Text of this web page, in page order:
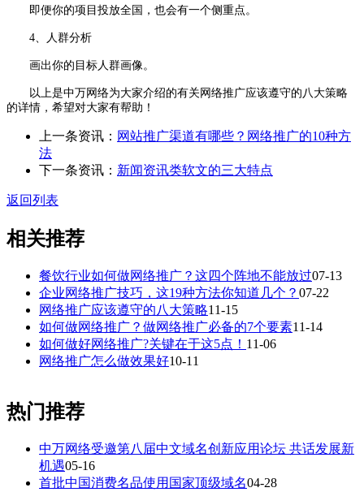
即便你的项目投放全国，也会有一个侧重点。
4、人群分析
画出你的目标人群画像。
以上是中万网络为大家介绍的有关网络推广应该遵守的八大策略
的详情，希望对大家有帮助！
上一条资讯： 网站推广渠道有哪些？网络推广的10种方
法
下一条资讯： 新闻资讯类软文的三大特点
返回列表
相关推荐
餐饮行业如何做网络推广？这四个阵地不能放过07-13
企业网络推广技巧，这19种方法你知道几个？ 07-22
网络推广应该遵守的八大策略11-15
如何做网络推广？做网络推广必备的7个要素11-14
如何做好网络推广?关键在于这5点！ 11-06
网络推广怎么做效果好10-11
热门推荐
中万网络受邀第八届中文域名创新应用论坛 共话发展新
机遇05-16
首批中国消费名品使用国家顶级域名04-28